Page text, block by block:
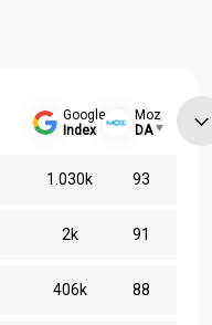
Google
Index
Moz
DA
1.030k 93
2k 91
406k 88